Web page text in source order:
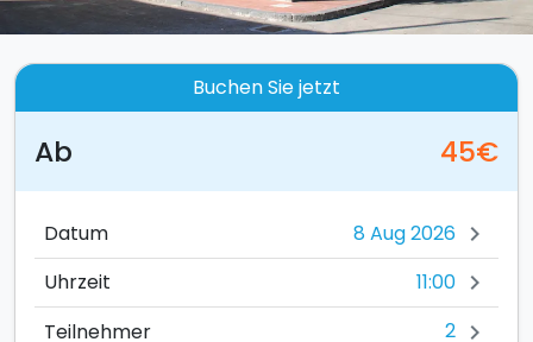
Buchen Sie jetzt
Ab 45€
Datum chevron_right
Uhrzeit 11:00 chevron_right
Teilnehmer 2 chevron_right